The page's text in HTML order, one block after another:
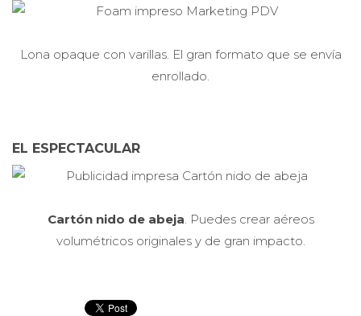
Lona opaque con varillas. El gran formato que se envía
enrollado.
EL ESPECTACULAR
Cartón nido de abeja . Puedes crear aéreos
volumétricos originales y de gran impacto.